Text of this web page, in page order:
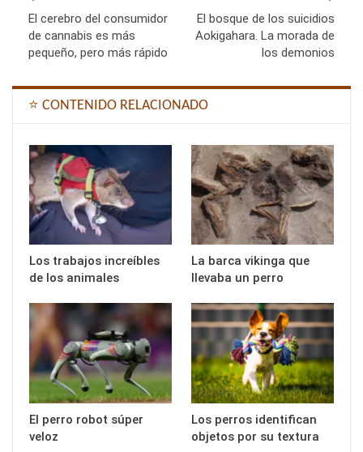
El cerebro del consumidor
de cannabis es más
pequeño, pero más rápido
El bosque de los suicidios
Aokigahara. La morada de
los demonios
⭐ CONTENIDO RELACIONADO
Los trabajos increíbles
de los animales
La barca vikinga que
llevaba un perro
El perro robot súper
veloz
Los perros identifican
objetos por su textura